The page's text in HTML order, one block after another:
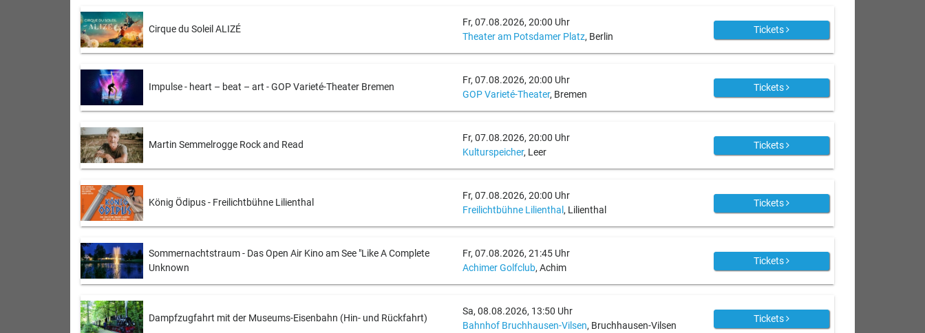
Cirque du Soleil ALIZÉ
Fr, 07.08.2026, 20:00 Uhr
Theater am Potsdamer Platz, Berlin
Tickets
Impulse - heart – beat – art - GOP Varieté-Theater Bremen
Fr, 07.08.2026, 20:00 Uhr
GOP Varieté-Theater, Bremen
Tickets
Martin Semmelrogge Rock and Read
Fr, 07.08.2026, 20:00 Uhr
Kulturspeicher, Leer
Tickets
König Ödipus - Freilichtbühne Lilienthal
Fr, 07.08.2026, 20:00 Uhr
Freilichtbühne Lilienthal , Lilienthal
Tickets
Sommernachtstraum - Das Open Air Kino am See "Like A Complete
Unknown
Fr, 07.08.2026, 21:45 Uhr
Achimer Golfclub, Achim
Tickets
Dampfzugfahrt mit der Museums-Eisenbahn (Hin- und Rückfahrt)
Sa, 08.08.2026, 13:50 Uhr
Bahnhof Bruchhausen-Vilsen, Bruchhausen-Vilsen
Tickets